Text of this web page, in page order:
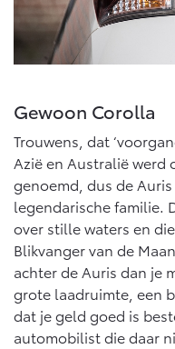
Gewoon Corolla
Trouwens, dat
Azië en Australië werd
genoemd, dus de
legendarische familie.
over stille waters en
Blikvanger van de
achter de Auris dan je
grote laadruimte, een
dat je geld goed is
automobilist die daar